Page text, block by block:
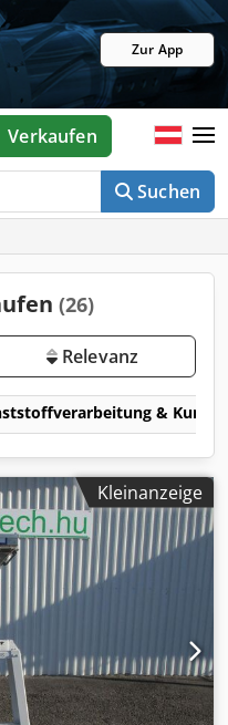
Zur App
Suchen
Verkaufen
(26)
Relevanz
&
Kleinanzeige